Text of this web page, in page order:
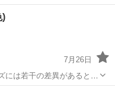
テン、ブラインド
)
7月26日
には若干の差異があると思